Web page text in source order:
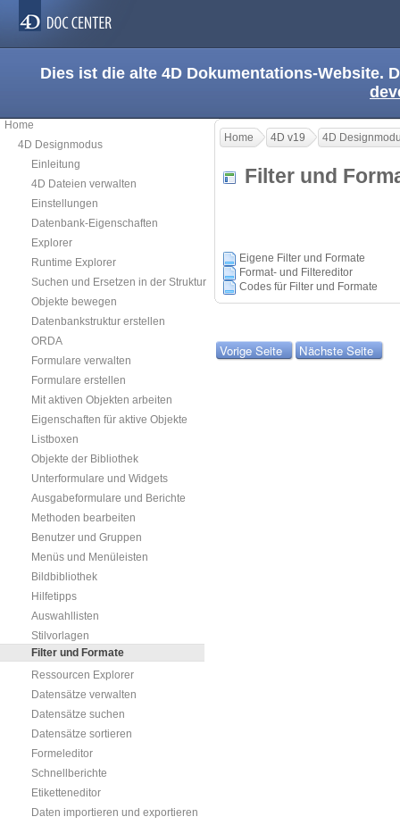
Dies ist die alte 4D Dokumentations-Website.
Home
4D Designmodus
Einleitung
4D Dateien verwalten
Einstellungen
Datenbank-Eigenschaften
Explorer
Runtime Explorer
Suchen und Ersetzen in der Struktur
Objekte bewegen
Datenbankstruktur erstellen
ORDA
Formulare verwalten
Formulare erstellen
Mit aktiven Objekten arbeiten
Eigenschaften für aktive Objekte
Listboxen
Objekte der Bibliothek
Unterformulare und Widgets
Ausgabeformulare und Berichte
Methoden bearbeiten
Benutzer und Gruppen
Menüs und Menüleisten
Bildbibliothek
Hilfetipps
Auswahllisten
Stilvorlagen
Filter und Formate
Ressourcen Explorer
Datensätze verwalten
Datensätze suchen
Datensätze sortieren
Formeleditor
Schnellberichte
Etiketteneditor
Daten importieren und exportieren
Home 4D v19 4D
Filter und
Eigene Filter und Formate
Format- und Filtereditor
Codes für Filter und Formate
Vorige Seite Nächste Seite